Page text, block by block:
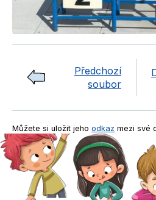
Předchozí
soubor
Můžete si uložit jeho odkaz mezi své